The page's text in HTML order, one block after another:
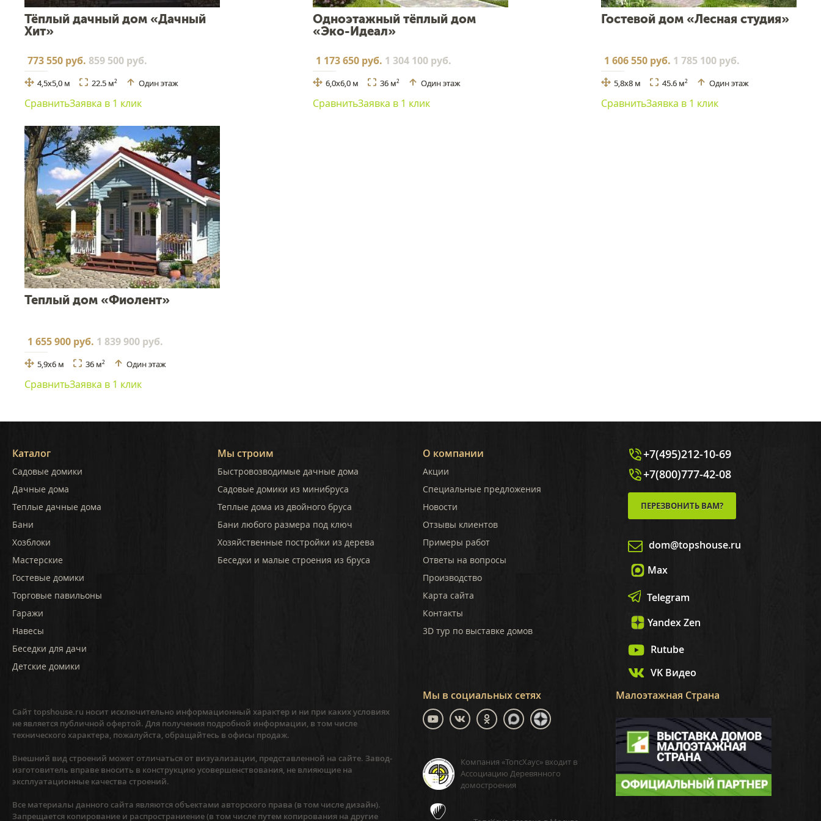
Тёплый дачный дом «Дачный
Хит»
773 550 руб. 859 500 руб.
4,5х5,0 м 22.5 м2 Один этаж
СравнитьЗаявка в 1 клик
Одноэтажный тёплый дом
«Эко-Идеал»
1 173 650 руб. 1 304 100 руб.
6,0х6,0 м 36 м2 Один этаж
СравнитьЗаявка в 1 клик
Гостевой дом «Лесная студия»
1 606 550 руб. 1 785 100 руб.
5,8x8 м 45.6 м2 Один этаж
СравнитьЗаявка в 1 клик
Теплый дом «Фиолент»
1 655 900 руб. 1 839 900 руб.
5,9x6 м 36 м2 Один этаж
СравнитьЗаявка в 1 клик
Каталог
Садовые домики
Дачные дома
Теплые дачные дома
Бани
Хозблоки
Мастерские
Гостевые домики
Торговые павильоны
Гаражи
Навесы
Беседки для дачи
Детские домики
Мы строим
Быстровозводимые дачные дома
Садовые домики из минибруса
Теплые дома из двойного бруса
Бани любого размера под ключ
Хозяйственные постройки из дерева
Беседки и малые строения из бруса
О компании
Акции
Специальные предложения
Новости
Отзывы клиентов
Примеры работ
Ответы на вопросы
Производство
Карта сайта
Контакты
3D тур по выставке домов
+7(495)212-10-69
+7(800)777-42-08
ПЕРЕЗВОНИТЬ ВАМ?
dom@topshouse.ru
Max
Telegram
Yandex Zen
Rutube
VK Видео
Мы в социальных сетях
Компания «ТопсХаус» входит в
Ассоциацию Деревянного
домостроения
Малоэтажная Страна
Сайт topshouse.ru носит исключительно информационный характер и ни при каких условиях
не является публичной офертой. Для получения подробной информации, в том числе
технического характера, пожалуйста, обращайтесь в офисы продаж.
Внешний вид строений может отличаться от визуализации, представленной на сайте. Завод-
изготовитель вправе вносить в конструкцию усовершенствования, не влияющие на
эксплуатационные качества строений.
Все материалы данного сайта являются объектами авторского права (в том числе дизайн).
Запрещается копирование и распространиение (в том числе путем копирования на другие